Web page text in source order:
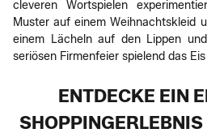
cleveren Wortspielen
Muster auf einem Weihnachtskleid
einem Lächeln auf den Lippen
seriösen Firmenfeier spielend das
ENTDECKE EIN